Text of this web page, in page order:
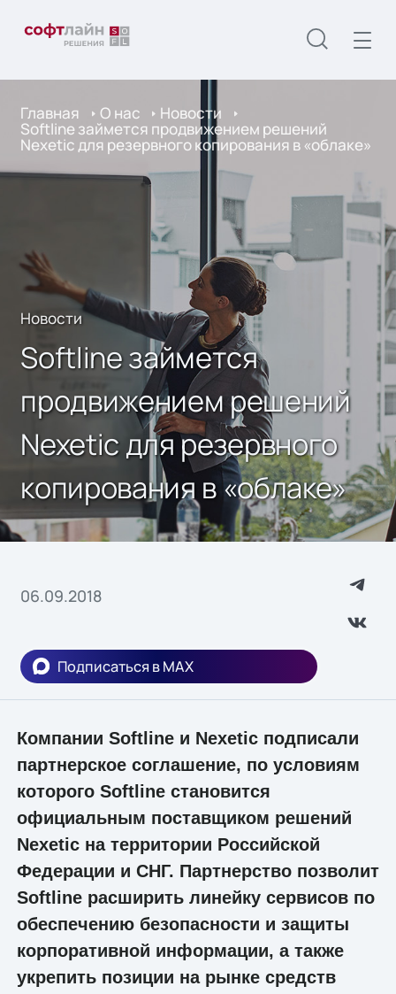
Главная О нас Новости
Softline займется продвижением решений
Nexetic для резервного копирования в «облаке»
Новости
Softline займется
продвижением решений
Nexetic для резервного
копирования в «облаке»
06.09.2018
Подписаться в MAX
Компании Softline и Nexetic подписали
партнерское соглашение, по условиям
которого Softline становится
официальным поставщиком решений
Nexetic на территории Российской
Федерации и СНГ. Партнерство позволит
Softline расширить линейку сервисов по
обеспечению безопасности и защиты
корпоративной информации, а также
укрепить позиции на рынке средств